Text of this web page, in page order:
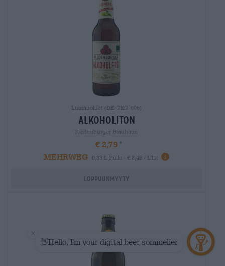
Luomuoluet (DE-ÖKO-006)
alkoholiton
Riedenburger Brauhaus
€ 2,79
MEHRWEG
0,33 L Pullo - € 8,45 / LTR
Loppuunmyyty